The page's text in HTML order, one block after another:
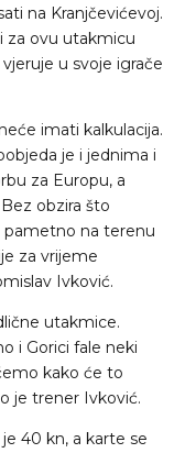
na Kranjčevićevoj.
za ovu utakmicu
u svoje igrače
imati kalkulacija.
je i jednima i
za Europu, a
obzira što
pametno na terenu
za vrijeme
Ivković.
utakmice.
i Gorici fale neki
kako će to
je trener Ivković.
40 kn, a karte se